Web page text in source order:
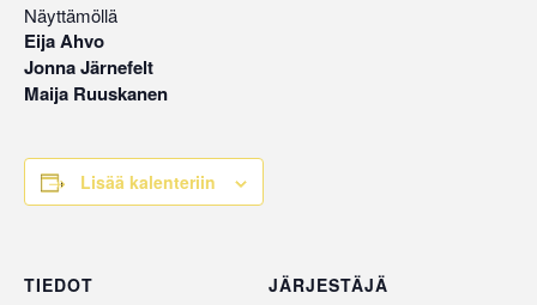
Näyttämöllä
Eija Ahvo
Jonna Järnefelt
Maija Ruuskanen
Lisää kalenteriin
TIEDOT
JÄRJESTÄJÄ